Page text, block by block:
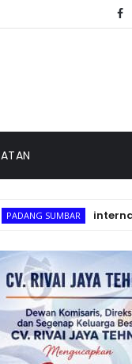
international